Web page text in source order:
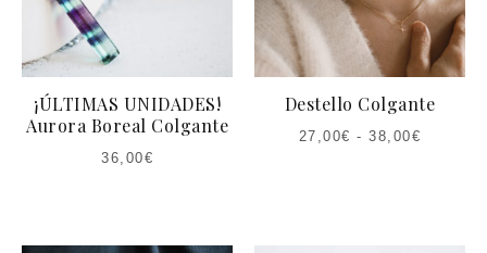
¡ÚLTIMAS UNIDADES!
Aurora Boreal Colgante
36,00€
Destello Colgante
27,00€ -38,00€